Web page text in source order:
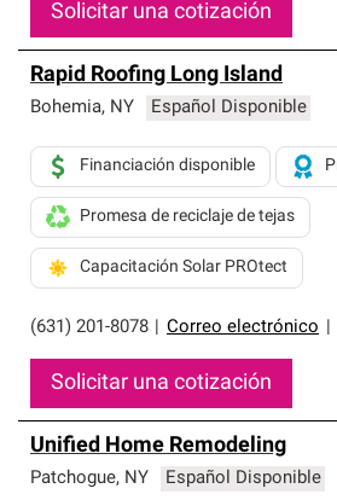
Solicitar una cotización
Rapid Roofing Long Island
Bohemia, NY Español Disponible
(631) 201-8078 Correo electrónico
Financiación disponible
Promesa de reciclaje de tejas
Capacitación Solar PROtect
Solicitar una cotización
Unified Home Remodeling
Patchogue, NY Español Disponible